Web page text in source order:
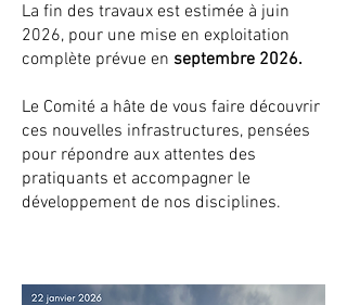
La fin des travaux est estimée à juin
2026, pour une mise en exploitation
complète prévue en septembre 2026.
Le Comité a hâte de vous faire découvrir
ces nouvelles infrastructures, pensées
pour répondre aux attentes des
pratiquants et accompagner le
développement de nos disciplines.